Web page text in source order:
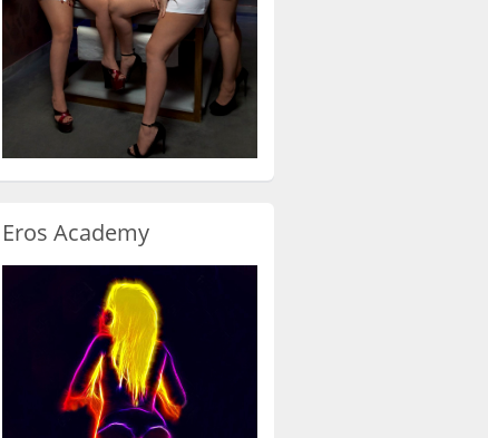
Eros Academy